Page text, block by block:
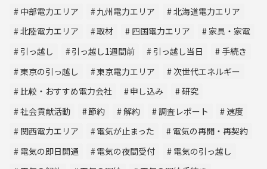
中部電力エリア
九州電力エリア
北海道電力エリア
北陸電力エリア
取材 四国電力エリア
家具・家電
引っ越し
引っ越し1週間前 引っ越し当日
手続き
東京の引っ越し
東京電力エリア
次世代エネルギー
比較・おすすめ電力会社
申し込み
研究
社会貢献活動
節約 解約 調査レポート
速度
関西電力エリア
電気が止まった
電気の再開・再契約
電気の即日開通
電気の夜間受付
電気の引っ越し